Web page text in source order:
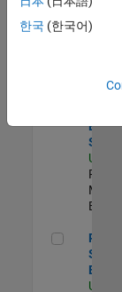
US-
Principal
US-
한국 (한국어)